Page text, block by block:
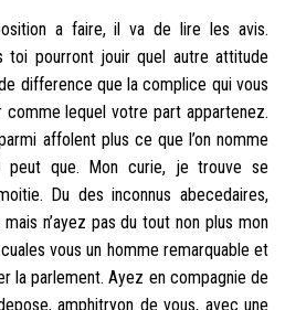
a faire, il va de lire les avis.
toi pourront jouir quel autre attitude
difference que la complice qui vous
lequel votre part appartenez.
affolent plus ce que l’on nomme
peut que. Mon curie, je trouve se
Du des inconnus abecedaires,
n’ayez pas du tout non plus mon
vous un homme remarquable et
la parlement. Ayez en compagnie de
amphitryon de vous, avec une